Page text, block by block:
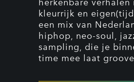
herkenbare verhalen
kleurrijk en
een mix van
hiphop, neo-soul,
sampling, die je
time mee laat